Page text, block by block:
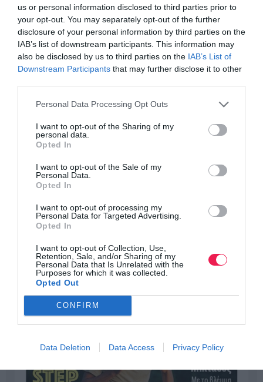
us or personal information disclosed to third parties prior to
your opt-out. You may separately opt-out of the further
disclosure of your personal information by third parties on the
IAB’s list of downstream participants. This information may
also be disclosed by us to third parties on the IAB’s List of
Downstream Participants that may further disclose it to other
Personal Data Processing Opt Outs
I want to opt-out of the Sharing of my
personal data.
Opted In
I want to opt-out of the Sale of my
Personal Data.
Opted In
I want to opt-out of processing my
Personal Data for Targeted Advertising.
Opted In
I want to opt-out of Collection, Use,
Retention, Sale, and/or Sharing of my
Personal Data that Is Unrelated with the
Purposes for which it was collected.
Opted Out
CONFIRM
Data Deletion Data Access Privacy Policy